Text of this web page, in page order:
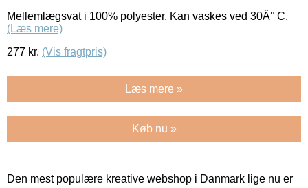
Mellemlægsvat i 100% polyester. Kan vaskes ved 30Â° C.
(Læs mere)
277 kr. (Vis fragtpris)
Læs mere »
Køb nu »
Den mest populære kreative webshop i Danmark lige nu er